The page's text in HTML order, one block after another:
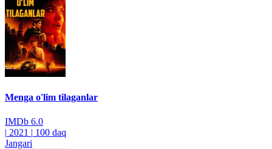
Menga o'lim tilaganlar
IMDb 6.0
| 2021 | 100 daq
Jangari